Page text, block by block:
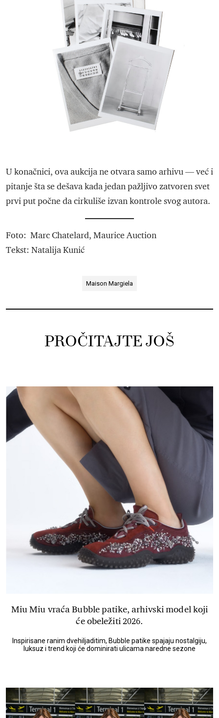
U konačnici, ova aukcija ne otvara samo arhivu — već i
pitanje šta se dešava kada jedan pažljivo zatvoren svet
prvi put počne da cirkuliše izvan kontrole svog autora.
Foto: Marc Chatelard, Maurice Auction
Tekst: Natalija Kunić
Maison Margiela
PROČITAJTE JOŠ
Miu Miu vraća Bubble patike, arhivski model koji
će obeležiti 2026.
Inspirisane ranim dvehiljaditim, Bubble patike spajaju nostalgiju,
luksuz i trend koji će dominirati ulicama naredne sezone